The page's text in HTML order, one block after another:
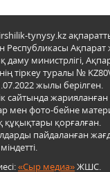
tynysy.kz
Республикасы Ақпарат
даму министрлігі,
тіркеу туралы №
жылы берілген.
сайтында
мен фото-бейне
құқықтары қорғалған.
пайдаланған
«Сыр медиа»ЖШС.